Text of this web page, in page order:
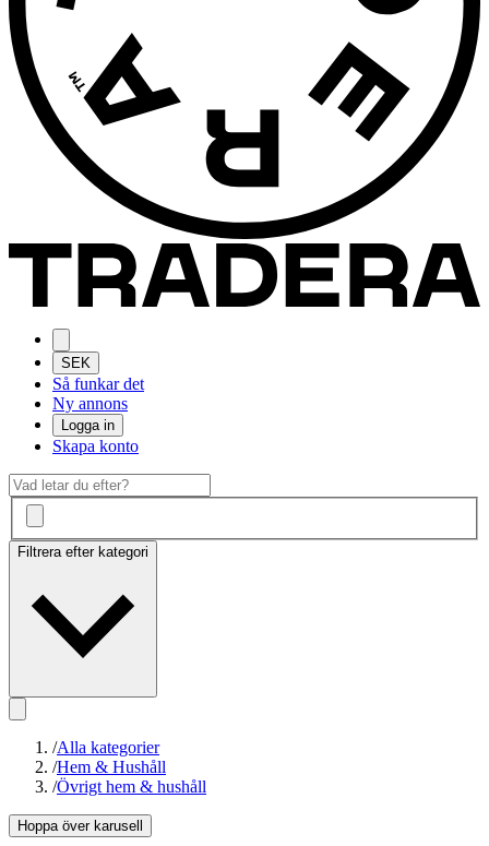
SEK
Så funkar det
Ny annons
Logga in
Skapa konto
Filtrera efter kategori
/Alla kategorier
/Hem & Hushåll
/Övrigt hem & hushåll
Hoppa över karusell